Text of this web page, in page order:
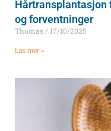
Hårtransplantasjon
og forventninger
Thomas 17/10/2025
Läs mer »